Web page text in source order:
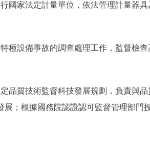
家法定計量單位，依法管理計量器具
設備事故的調查處理工作，監督檢查
質技術監督科技發展規劃，負責與品
；根據國務院認證認可監督管理部門